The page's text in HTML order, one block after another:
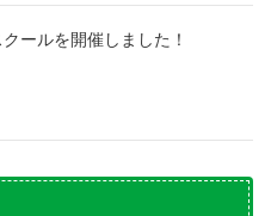
ールを開催しました！